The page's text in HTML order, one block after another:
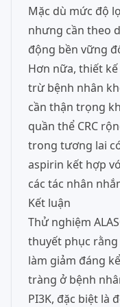
Mặc dù mức độ
nhưng cần theo
động bền vững
Hơn nữa, thiết
trừ bệnh nhân
cần thận trọng
quần thể CRC
trong tương lai
aspirin kết hợp
các tác nhân
Kết luận
Thử nghiệm
thuyết phục
làm giảm đáng
tràng ở bệnh
PI3K, đặc biệt là